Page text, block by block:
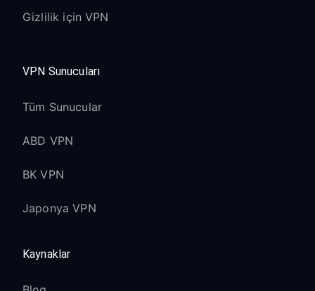
Sharp, vb.) uyumludur
anda çalışır
birlikte çalışır
Streaming Channel
Optimizasyonu
The Roku Channel:
erişin
Gizlilik için VPN
VPN Sunucuları
Tüm Sunucular
ABD VPN
BK VPN
Japonya VPN
Kaynaklar